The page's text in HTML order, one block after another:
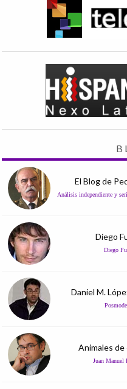
El Blog de
Análisis independiente y
Diego
Diego
Daniel M.
Animales de
Juan Manuel